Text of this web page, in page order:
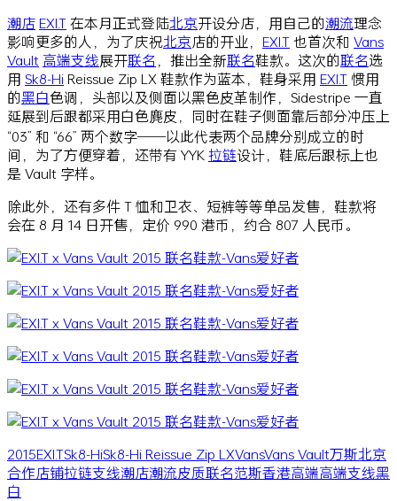
潮店EXI.T在本月正式登陆北京开设分店，用自己的潮流理念
影响更多的人，为了庆祝北京店的开业， EXI.T也首次和 Vans
Vault 高端支线展开联名 ，推出全新联名鞋款。这次的联名选
用 Sk8-HiReissue Zip LX 鞋款作为蓝本，鞋身采用 EXI.T惯用
的黑白色调，头部以及侧面以黑色皮革制作，Sidestripe 一直
延展到后跟都采用白色麂皮，同时在鞋子侧面靠后部分冲压上
“03” 和 “66” 两个数字——以此代表两个品牌分别成立的时
间，为了方便穿着，还带有 YYK拉链设计，鞋底后跟标上也
是 Vault 字样。
除此外，还有多件 T 恤和卫衣、短裤等等单品发售，鞋款将
会在 8 月 14 日开售，定价 990 港币，约合 807 人民币。
2015EXI.TSk8-HiSk8-Hi Reissue Zip LXVansVans Vault万斯北京
合作店铺拉链支线潮店潮流皮质联名范斯香港高端高端支线黑
白